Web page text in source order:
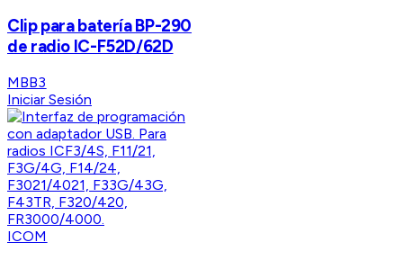
Clip para batería BP-290
de radio IC-F52D/62D
MBB3
Iniciar Sesión
ICOM